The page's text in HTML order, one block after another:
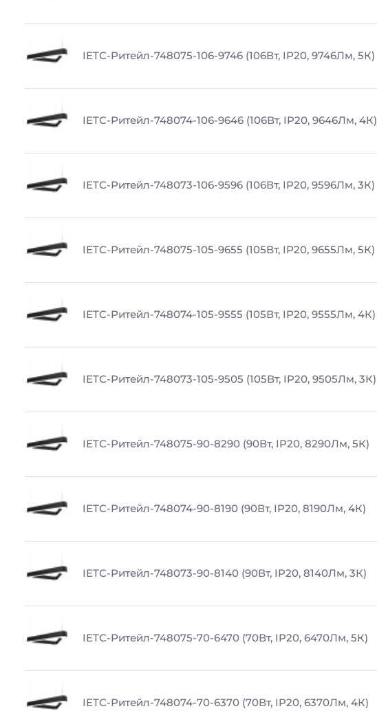
IETC-Ритейл-748075-106-9746 (106Вт, IP20, 9746Лм, 5К)
IETC-Ритейл-748074-106-9646 (106Вт, IP20, 9646Лм, 4К)
IETC-Ритейл-748073-106-9596 (106Вт, IP20, 9596Лм, 3К)
IETC-Ритейл-748075-105-9655 (105Вт, IP20, 9655Лм, 5К)
IETC-Ритейл-748074-105-9555 (105Вт, IP20, 9555Лм, 4К)
IETC-Ритейл-748073-105-9505 (105Вт, IP20, 9505Лм, 3К)
IETC-Ритейл-748075-90-8290 (90Вт, IP20, 8290Лм, 5К)
IETC-Ритейл-748074-90-8190 (90Вт, IP20, 8190Лм, 4К)
IETC-Ритейл-748073-90-8140 (90Вт, IP20, 8140Лм, 3К)
IETC-Ритейл-748075-70-6470 (70Вт, IP20, 6470Лм, 5К)
IETC-Ритейл-748074-70-6370 (70Вт, IP20, 6370Лм, 4К)